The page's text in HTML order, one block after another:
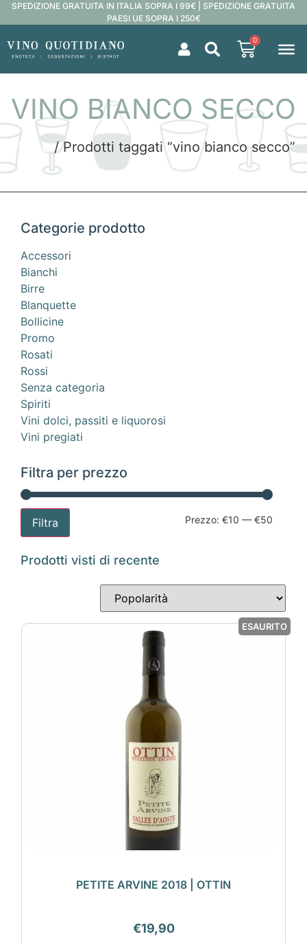
SPEDIZIONE GRATUITA IN ITALIA SOPRA I 99€ | SPEDIZIONE GRATUITA
PAESI UE SOPRA I 250€
0
VINO BIANCO SECCO
Home/ Prodotti taggati “vino bianco secco”
Categorie prodotto
Accessori
Bianchi
Birre
Blanquette
Bollicine
Promo
Rosati
Rossi
Senza categoria
Spiriti
Vini dolci, passiti e liquorosi
Vini pregiati
Filtra per prezzo
Filtra Prezzo: €10 — €50
Prodotti visti di recente
ESAURITO
PETITE ARVINE 2018 | OTTIN
€19,90